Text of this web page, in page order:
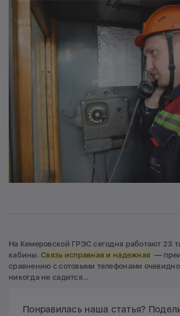
На Кемеровской ГРЭС сегодня работают 23
кабины.Связь исправная и надежная —
сравнению с сотовыми телефонами
никогда не садится…
Понравилась наша статья?